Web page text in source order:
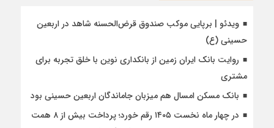
ویدئو | برپایی موکب صندوق قرض‌الحسنه شاهد در اربعین
حسینی (ع)
روایت بانک ایران زمین از بانکداری نوین با خلق تجربه برای
مشتری
بانک مسکن امسال هم میزبان جاماندگان اربعین حسینی بود
در چهار ماه نخست ۱۴۰۵ رقم خورد؛ پرداخت بیش از ۸ همت